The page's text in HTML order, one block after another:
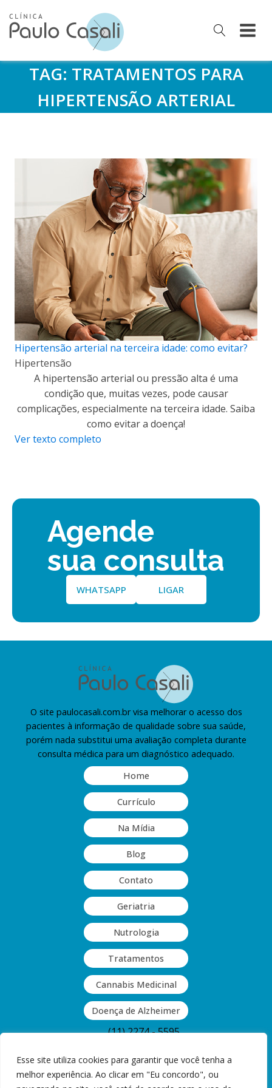
Esse site utiliza cookies para garantir que você tenha a
melhor experiência. Ao clicar em "Eu concordo", ou
TAG: TRATAMENTOS PARA
HIPERTENSÃO ARTERIAL
Hipertensão arterial na terceira idade: como evitar?
Hipertensão
A hipertensão arterial ou pressão alta é uma
condição que, muitas vezes, pode causar
complicações, especialmente na terceira idade. Saiba
como evitar a doença!
Ver texto completo
Agende
sua consulta
WHATSAPP LIGAR
O site paulocasali.com.br visa melhorar o acesso dos
pacientes à informação de qualidade sobre sua saúde,
porém nada substitui uma avaliação completa durante
consulta médica para um diagnóstico adequado.
Home
Currículo
Na Mídia
Blog
Contato
Geriatria
Nutrologia
Tratamentos
Cannabis Medicinal
Doença de Alzheimer
(11) 2274 - 5595
Rua Guinle, 377 - Vila Monumento,